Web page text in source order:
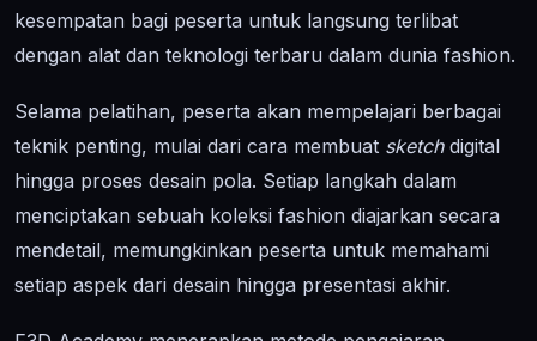
kesempatan bagi peserta untuk langsung terlibat
dengan alat dan teknologi terbaru dalam dunia fashion.
Selama pelatihan, peserta akan mempelajari berbagai
teknik penting, mulai dari cara membuat sketchdigital
hingga proses desain pola. Setiap langkah dalam
menciptakan sebuah koleksi fashion diajarkan secara
mendetail, memungkinkan peserta untuk memahami
setiap aspek dari desain hingga presentasi akhir.